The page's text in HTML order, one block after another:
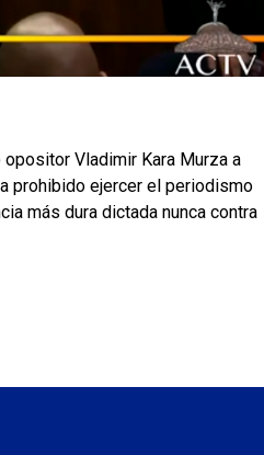
Vladimir Kara Murza a
prohibido ejercer el periodismo
más dura dictada nunca contra